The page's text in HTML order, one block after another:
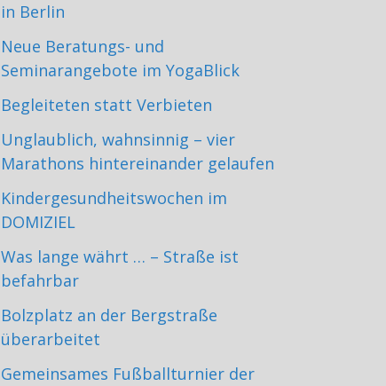
in Berlin
Neue Beratungs- und
Seminarangebote im YogaBlick
Begleiteten statt Verbieten
Unglaublich, wahnsinnig – vier
Marathons hintereinander gelaufen
Kindergesundheitswochen im
DOMIZIEL
Was lange währt … – Straße ist
befahrbar
Bolzplatz an der Bergstraße
überarbeitet
Gemeinsames Fußballturnier der